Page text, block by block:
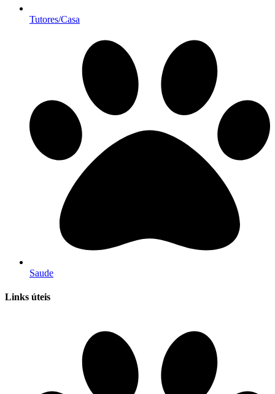
Tutores/Casa
Saude
Links úteis